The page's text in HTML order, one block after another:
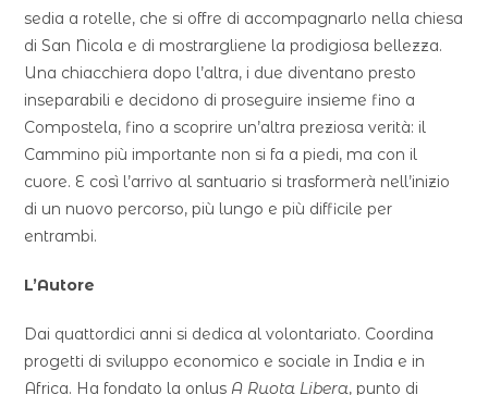
sedia a rotelle, che si offre di accompagnarlo nella chiesa
di San Nicola e di mostrargliene la prodigiosa bellezza.
Una chiacchiera dopo l’altra, i due diventano presto
inseparabili e decidono di proseguire insieme fino a
Compostela, fino a scoprire un’altra preziosa verità: il
Cammino più importante non si fa a piedi, ma con il
cuore. E così l’arrivo al santuario si trasformerà nell’inizio
di un nuovo percorso, più lungo e più difficile per
entrambi.
L’Autore
Dai quattordici anni si dedica al volontariato. Coordina
progetti di sviluppo economico e sociale in India e in
Africa. Ha fondato la onlusA Ruota Libera, punto di